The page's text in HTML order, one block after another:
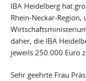
IBA Heidelberg hat
Rhein-Neckar-
daher, die IBA
jeweils 250.000 Euro
Sehr geehrte Frau